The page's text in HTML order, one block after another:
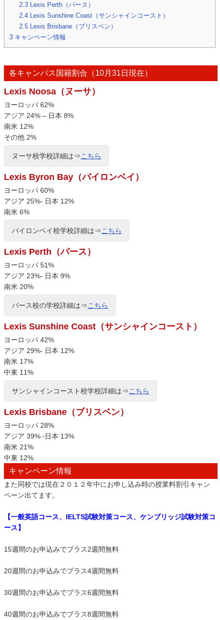
2.3 Lexis Perth（パース）
2.4 Lexis Sunshine Coast（サンシャインコースト）
2.5 Lexis Brisbane（ブリスベン）
3 キャンペーン情報
各キャンパス国籍割合（10月31日現在）
Lexis Noosa（ヌーサ）
ヨーロッパ 62%
アジア 24% – 日本 8%
南米 12%
その他 2%
ヌーサ校学校詳細は⇒こちら
Lexis Byron Bay（バイロンベイ）
ヨーロッパ 60%
アジア 25%- 日本 12%
南米 6%
バイロンベイ校学校詳細は⇒こちら
Lexis Perth（パース）
ヨーロッパ 51%
アジア 23%- 日本 9%
南米 20%
パース校の学校詳細は⇒こちら
Lexis Sunshine Coast（サンシャインコースト）
ヨーロッパ 42%
アジア 29%- 日本 12%
南米 17%
中東 11%
サンシャインコースト校学校詳細は⇒こちら
Lexis Brisbane（ブリスベン）
ヨーロッパ 28%
アジア 39% -日本 13%
南米 21%
中東 12%
キャンペーン情報
また同校では現在２０１２年中にお申し込み時の授業料割引キャン
ペーン出てます。
【一般英語コース、IELTS試験対策コース、ケンブリッジ試験対策コ
ース】
15週間のお申込みでプラス2週間無料
20週間のお申込みでプラス4週間無料
30週間のお申込みでプラス6週間無料
40週間のお申込みでプラス8週間無料